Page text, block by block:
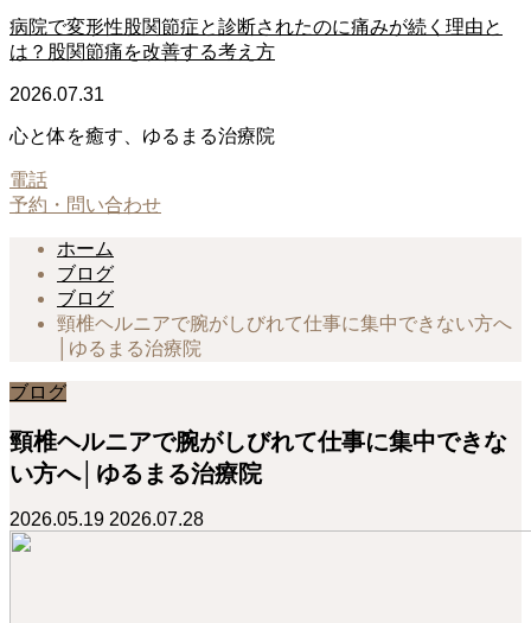
病院で変形性股関節症と診断されたのに痛みが続く理由と
は？股関節痛を改善する考え方
2026.07.31
心と体を癒す、ゆるまる治療院
電話
予約・問い合わせ
ホーム
ブログ
ブログ
頸椎ヘルニアで腕がしびれて仕事に集中できない方へ
│ゆるまる治療院
ブログ
頸椎ヘルニアで腕がしびれて仕事に集中できな
い方へ│ゆるまる治療院
2026.05.19 2026.07.28